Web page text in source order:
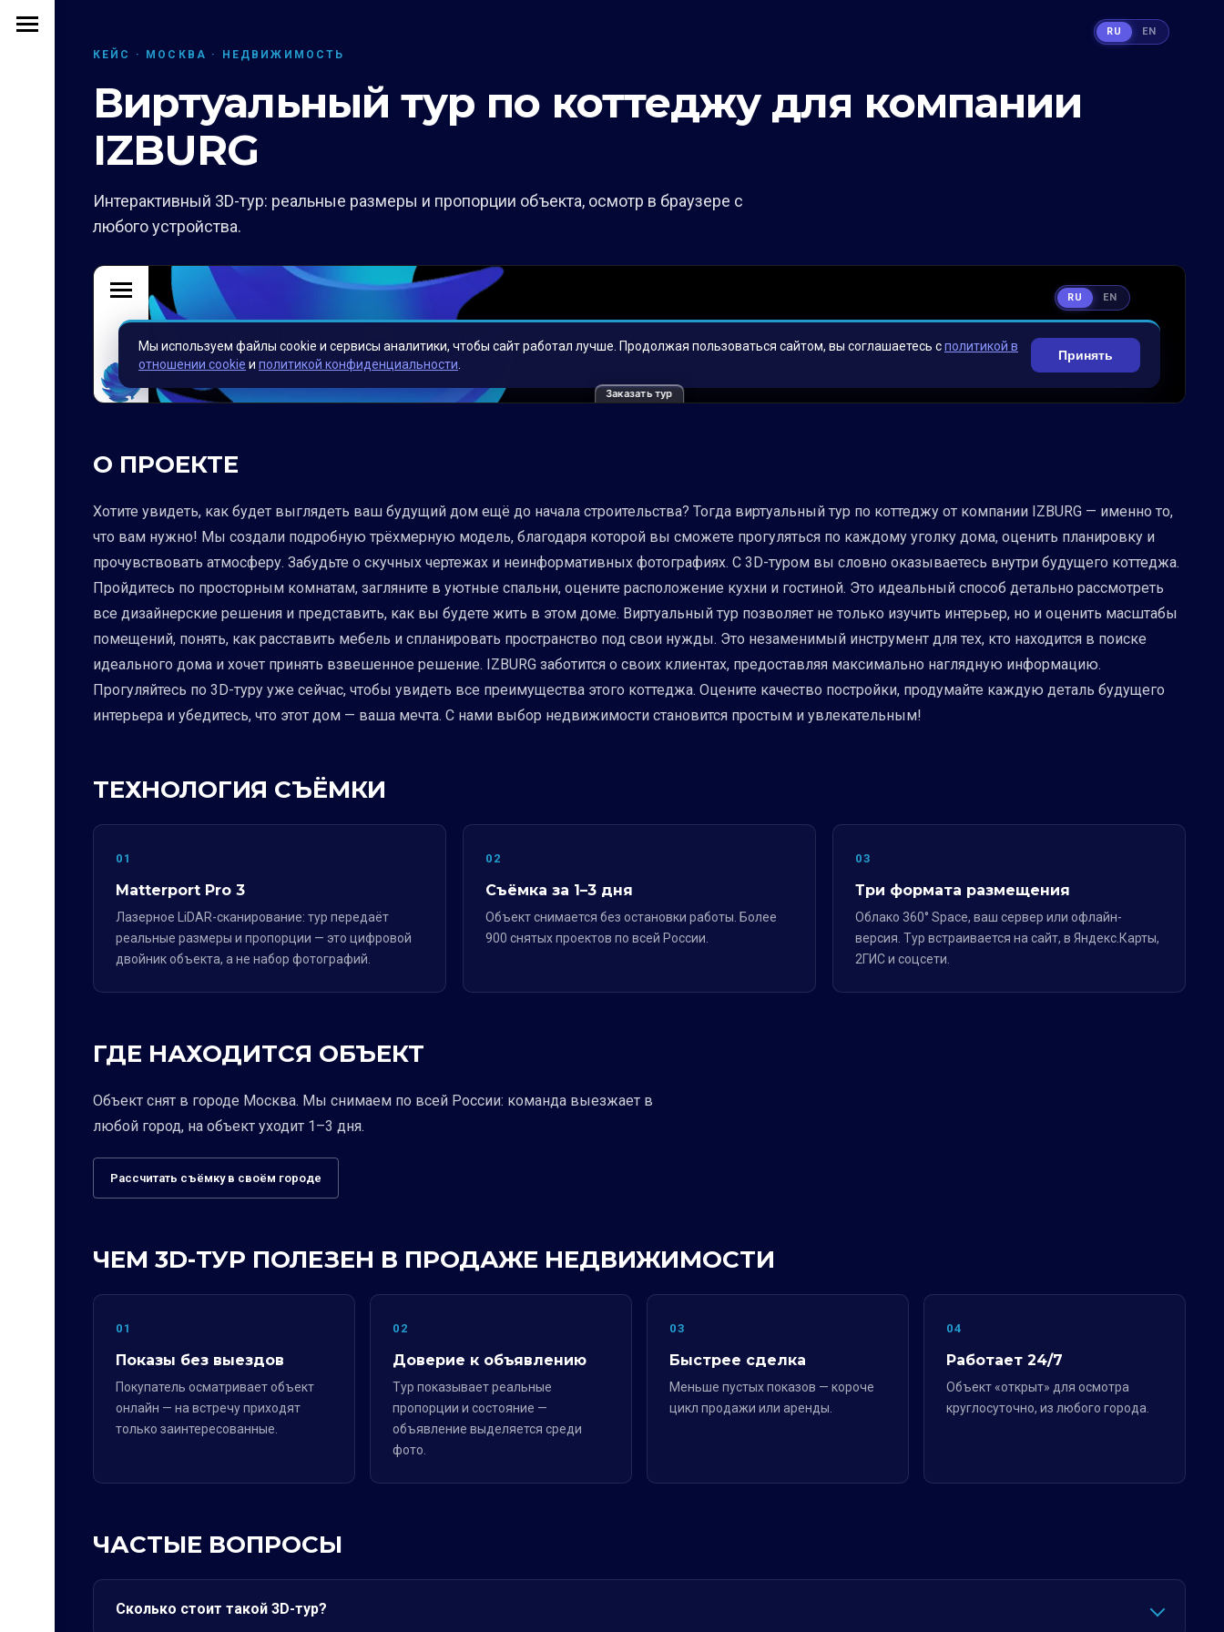
КЕЙС · МОСКВА · НЕДВИЖИМОСТЬ
Виртуальный тур по коттеджу для компании
IZBURG
Интерактивный 3D-тур: реальные размеры и пропорции объекта, осмотр в браузере с
любого устройства.
Заказать тур
О ПРОЕКТЕ
Хотите увидеть, как будет выглядеть ваш будущий дом ещё до начала строительства? Тогда виртуальный тур по коттеджу от компании IZBURG — именно то,
что вам нужно! Мы создали подробную трёхмерную модель, благодаря которой вы сможете прогуляться по каждому уголку дома, оценить планировку и
прочувствовать атмосферу. Забудьте о скучных чертежах и неинформативных фотографиях. С 3D-туром вы словно оказываетесь внутри будущего коттеджа.
Пройдитесь по просторным комнатам, загляните в уютные спальни, оцените расположение кухни и гостиной. Это идеальный способ детально рассмотреть
все дизайнерские решения и представить, как вы будете жить в этом доме. Виртуальный тур позволяет не только изучить интерьер, но и оценить масштабы
помещений, понять, как расставить мебель и спланировать пространство под свои нужды. Это незаменимый инструмент для тех, кто находится в поиске
идеального дома и хочет принять взвешенное решение. IZBURG заботится о своих клиентах, предоставляя максимально наглядную информацию.
Прогуляйтесь по 3D-туру уже сейчас, чтобы увидеть все преимущества этого коттеджа. Оцените качество постройки, продумайте каждую деталь будущего
интерьера и убедитесь, что этот дом — ваша мечта. С нами выбор недвижимости становится простым и увлекательным!
ТЕХНОЛОГИЯ СЪЁМКИ
01
Matterport Pro 3
Лазерное LiDAR-сканирование: тур передаёт
реальные размеры и пропорции — это цифровой
двойник объекта, а не набор фотографий.
02
Съёмка за 1–3 дня
Объект снимается без остановки работы. Более
900 снятых проектов по всей России.
03
Три формата размещения
Облако 360° Space, ваш сервер или офлайн-
версия. Тур встраивается на сайт, в Яндекс.Карты,
2ГИС и соцсети.
ГДЕ НАХОДИТСЯ ОБЪЕКТ
Объект снят в городе Москва. Мы снимаем по всей России: команда выезжает в
любой город, на объект уходит 1–3 дня.
Рассчитать съёмку в своём городе
ЧЕМ 3D-ТУР ПОЛЕЗЕН В ПРОДАЖЕ НЕДВИЖИМОСТИ
01
Показы без выездов
Покупатель осматривает объект
онлайн — на встречу приходят
только заинтересованные.
02
Доверие к объявлению
Тур показывает реальные
пропорции и состояние —
объявление выделяется среди
фото.
03
Быстрее сделка
Меньше пустых показов — короче
цикл продажи или аренды.
04
Работает 24/7
Объект «открыт» для осмотра
круглосуточно, из любого города.
ЧАСТЫЕ ВОПРОСЫ
Сколько стоит такой 3D-тур?
RU EN